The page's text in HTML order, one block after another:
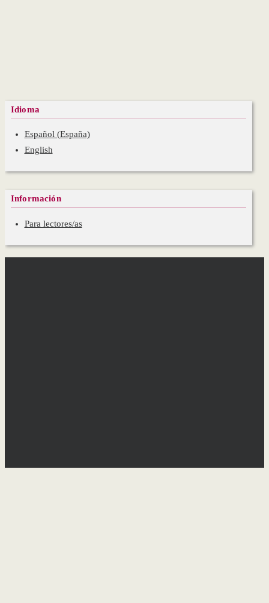
Idioma
Español (España)
English
Información
Para lectores/as